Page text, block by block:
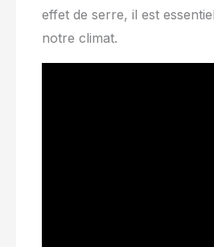
effet de serre, il est
notre climat.